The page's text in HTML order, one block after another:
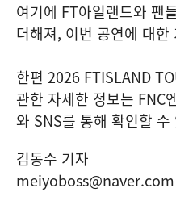
여기에 FT아일랜드와 팬
더해져, 이번 공연에 대
한편 2026 FTISLAND
관한 자세한 정보는 FNC
와 SNS를 통해 확인할 수
김동수 기자
meiyoboss@naver.com